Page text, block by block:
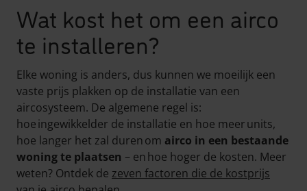
Wat kost het om een airco
te installeren?
Elke woning is anders, dus kunnen we moeilijk een
vaste prijs plakken op de installatie van een
aircosysteem. De algemene regel is:
hoe ingewikkelder de installatie en hoe meer units,
hoe langer het zal duren om airco in een bestaande
woning te plaatsen – en hoe hoger de kosten. Meer
weten? Ontdek de zeven factoren die de kostprijs